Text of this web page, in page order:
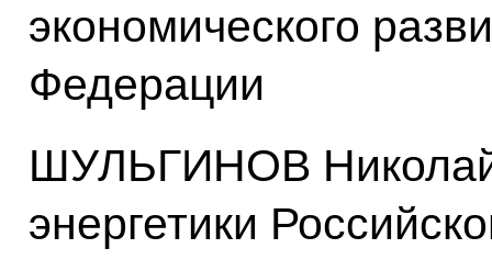
экономического
Федерации
ШУЛЬГИНОВ Николай
энергетики